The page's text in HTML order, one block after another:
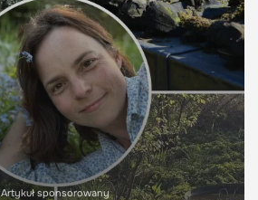
Artykuł sponsorowany